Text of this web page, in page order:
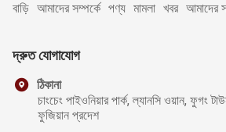
বাড়ি আমাদের সম্পর্কে পণ্য মামলা খবর আমাদের
দ্রুত যোগাযোগ
ঠিকানা
চাংচেং পাইওনিয়ার পার্ক, ল্যানসি ওয়ান, ফুগং
ফুজিয়ান প্রদেশ